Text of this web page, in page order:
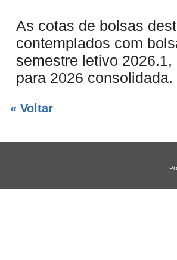
As cotas de bolsas
contemplados com
semestre letivo
para 2026 consolidada.
« Voltar